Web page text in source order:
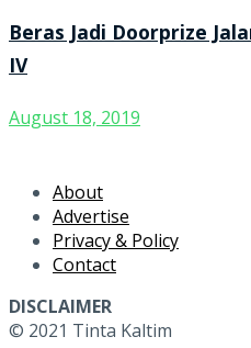
Beras Jadi Doorprize
IV
August 18, 2019
About
Advertise
Privacy & Policy
Contact
DISCLAIMER
© 2021 Tinta Kaltim